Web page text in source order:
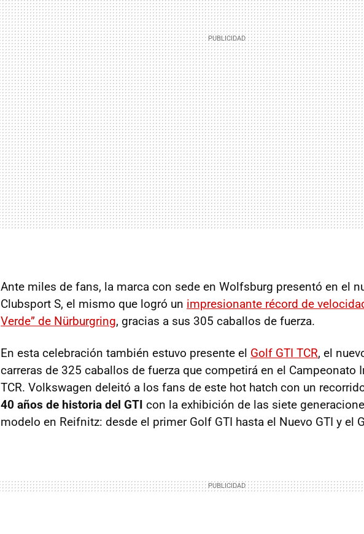
Ante miles de fans, la marca con sede en Wolfsburg presentó en el
Clubsport S, el mismo que logró un impresionante récord de
Verde” de Nürburgring, gracias a sus 305 caballos de fuerza.
En esta celebración también estuvo presente el Golf GTI TCR, el
carreras de 325 caballos de fuerza que competirá en el Campeonato
TCR. Volkswagen deleitó a los fans de este hot hatch con un
40 años de historia del GTI con la exhibición de las siete
modelo en Reifnitz: desde el primer Golf GTI hasta el Nuevo GTI y el